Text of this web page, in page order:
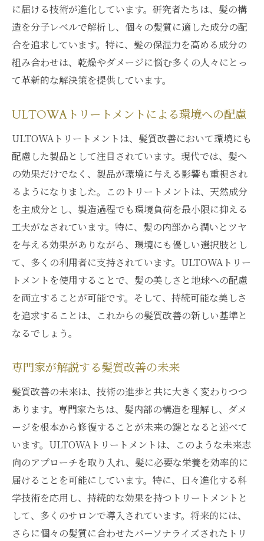
に届ける技術が進化しています。研究者たちは、髪の構
造を分子レベルで解析し、個々の髪質に適した成分の配
合を追求しています。特に、髪の保湿力を高める成分の
組み合わせは、乾燥やダメージに悩む多くの人々にとっ
て革新的な解決策を提供しています。
ULTOWAトリートメントによる環境への配慮
ULTOWAトリートメントは、髪質改善において環境にも
配慮した製品として注目されています。現代では、髪へ
の効果だけでなく、製品が環境に与える影響も重視され
るようになりました。このトリートメントは、天然成分
を主成分とし、製造過程でも環境負荷を最小限に抑える
工夫がなされています。特に、髪の内部から潤いとツヤ
を与える効果がありながら、環境にも優しい選択肢とし
て、多くの利用者に支持されています。ULTOWAトリー
トメントを使用することで、髪の美しさと地球への配慮
を両立することが可能です。そして、持続可能な美しさ
を追求することは、これからの髪質改善の新しい基準と
なるでしょう。
専門家が解説する髪質改善の未来
髪質改善の未来は、技術の進歩と共に大きく変わりつつ
あります。専門家たちは、髪内部の構造を理解し、ダメ
ージを根本から修復することが未来の鍵となると述べて
います。ULTOWAトリートメントは、このような未来志
向のアプローチを取り入れ、髪に必要な栄養を効率的に
届けることを可能にしています。特に、日々進化する科
学技術を応用し、持続的な効果を持つトリートメントと
して、多くのサロンで導入されています。将来的には、
さらに個々の髪質に合わせたパーソナライズされたトリ